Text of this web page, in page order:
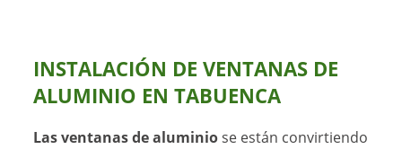
INSTALACIÓN DE VENTANAS DE
ALUMINIO EN TABUENCA
Las ventanas de aluminiose están convirtiendo